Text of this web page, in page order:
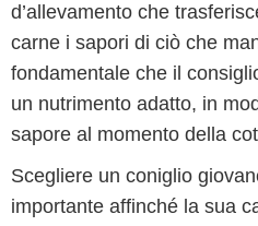
d’allevamento che
carne i sapori di ciò che
fondamentale che il
un nutrimento adatto, in
sapore al momento della
Scegliere un coniglio
importante affinché la sua